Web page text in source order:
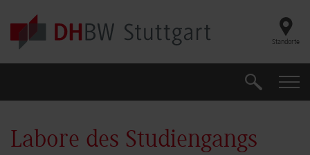
Skip to main content
Standorte
Suche
Labore des Studiengangs